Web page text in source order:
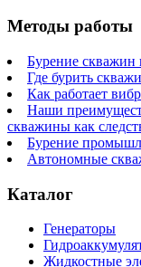
Методы работы
Бурение скважин
Где бурить
Как работает
Наши
скважины как
Бурение
Автономные
Каталог
Генераторы
Жидкостные